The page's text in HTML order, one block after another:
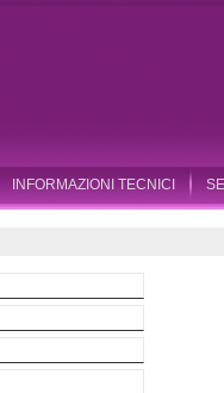
INFORMAZIONI TECNICI